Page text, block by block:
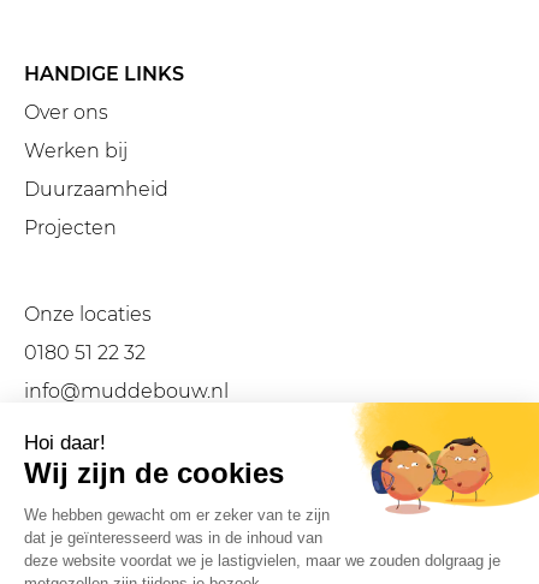
HANDIGE LINKS
Over ons
Werken bij
Duurzaamheid
Projecten
Onze locaties
0180 51 22 32
info@muddebouw.nl